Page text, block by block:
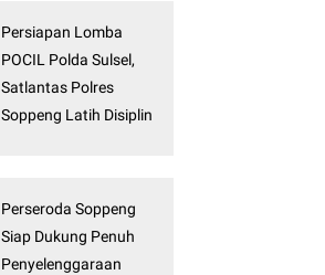
Persiapan Lomba
POCIL Polda Sulsel,
Satlantas Polres
Soppeng Latih Disiplin
Perseroda Soppeng
Siap Dukung Penuh
Penyelenggaraan